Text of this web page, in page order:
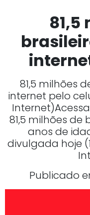
81,5
81,5 milhões
internet pelo
81,5 milhões de
anos de
divulgada hoje
Publicado